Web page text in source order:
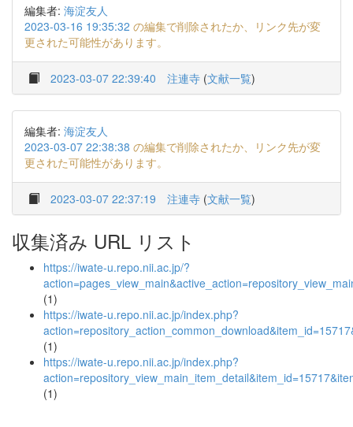
編集者: 海淀友人
2023-03-16 19:35:32 の編集で削除されたか、リンク先が変
更された可能性があります。
2023-03-07 22:39:40 注連寺 (文献一覧)
編集者: 海淀友人
2023-03-07 22:38:38 の編集で削除されたか、リンク先が変
更された可能性があります。
2023-03-07 22:37:19 注連寺 (文献一覧)
収集済み URL リスト
https://iwate-u.repo.nii.ac.jp/?
(1)
https://iwate-u.repo.nii.ac.jp/index.php?
(1)
https://iwate-u.repo.nii.ac.jp/index.php?
(1)